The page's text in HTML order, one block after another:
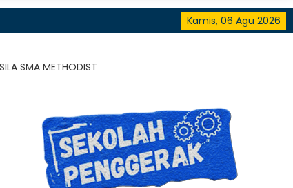
Kamis, 06 Agu 2026
SMA METHODIST